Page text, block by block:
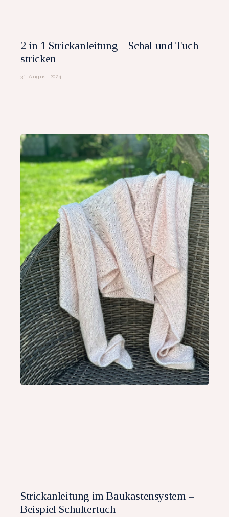
2 in 1 Strickanleitung – Schal und Tuch
stricken
31. August 2024
Strickanleitung im Baukastensystem –
Beispiel Schultertuch